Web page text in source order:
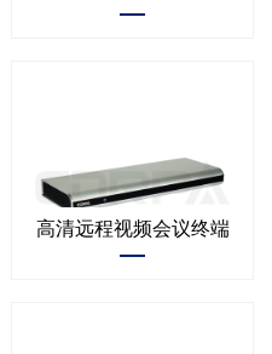
高清远程视频会议终端